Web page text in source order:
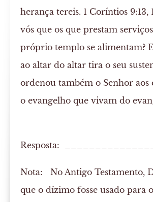
herança tereis. 1 Coríntios 9:13,
vós que os que prestam
próprio templo se alimentam?
ao altar do altar tira o seu
ordenou também o Senhor aos
o evangelho que vivam do
Resposta:
Nota: No Antigo Testamento,
que o dízimo fosse usado para o